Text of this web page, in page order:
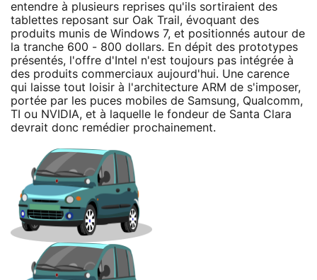
entendre à plusieurs reprises qu'ils sortiraient des
tablettes reposant sur Oak Trail, évoquant des
produits munis de Windows 7, et positionnés autour de
la tranche 600 - 800 dollars. En dépit des prototypes
présentés, l'offre d'Intel n'est toujours pas intégrée à
des produits commerciaux aujourd'hui. Une carence
qui laisse tout loisir à l'architecture ARM de s'imposer,
portée par les puces mobiles de Samsung, Qualcomm,
TI ou NVIDIA, et à laquelle le fondeur de Santa Clara
devrait donc remédier prochainement.